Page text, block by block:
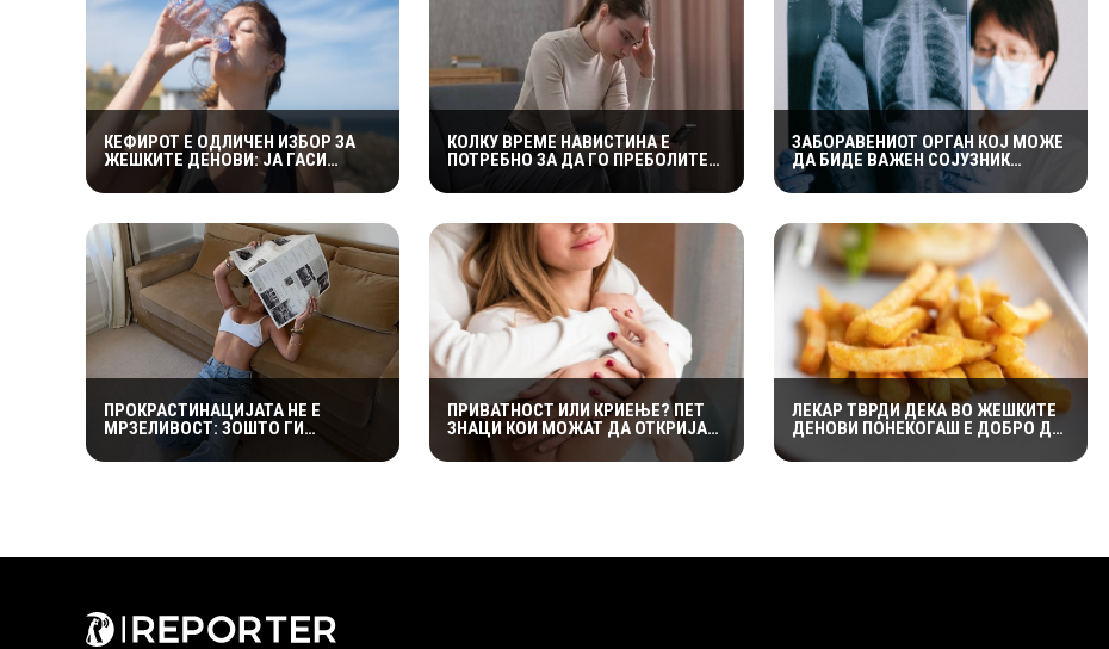
КЕФИРОТ Е ОДЛИЧЕН ИЗБОР ЗА
ЖЕШКИТЕ ДЕНОВИ: ЈА ГАСИ
ЖЕДТА, СОДРЖИ ЕЛЕКТРОЛИТИ И
ПРИДОНЕСУВА ЗА ЗДРАВА
КОЛКУ ВРЕМЕ НАВИСТИНА Е
ПОТРЕБНО ЗА ДА ГО ПРЕБОЛИТЕ
ПОРАНЕШНИОТ ПАРТНЕР?
„ПРАВИЛОТО БЕЗ КОНТАКТ“ НЕ Е
ЗАБОРАВЕНИОТ ОРГАН КОЈ МОЖЕ
ДА БИДЕ ВАЖЕН СОЈУЗНИК
ПРОТИВ РАКОТ: НАУЧНИЦИТЕ
ОТКРИВААТ КОЛКУ Е ЗНАЧАЕН
ПРОКРАСТИНАЦИЈАТА НЕ Е
МРЗЕЛИВОСТ: ЗОШТО ГИ
ОДЛОЖУВАМЕ ОБВРСКИТЕ И КАКО
ДА ГО ПРЕКИНЕМЕ МАЃЕПСАНИОТ
ПРИВАТНОСТ ИЛИ КРИЕЊЕ? ПЕТ
ЗНАЦИ КОИ МОЖАТ ДА ОТКРИЈАТ
ДЕКА ПАРТНЕРОТ НЕШТО
ПРЕМОЛЧУВА
ЛЕКАР ТВРДИ ДЕКА ВО ЖЕШКИТЕ
ДЕНОВИ ПОНЕКОГАШ Е ДОБРО ДА